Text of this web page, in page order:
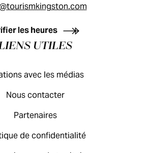
DES VISITEURS
les heures
UTILES
avec les médias
Nous contacter
Partenaires
de confidentialité